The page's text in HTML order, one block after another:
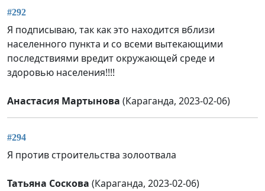
#292
Я подписываю, так как это находится вблизи
населенного пункта и со всеми вытекающими
последствиями вредит окружающей среде и
здоровью населения!!!!
Анастасия Мартынова (Караганда, 2023-02-06)
#294
Я против строительства золоотвала
Татьяна Соскова (Караганда, 2023-02-06)